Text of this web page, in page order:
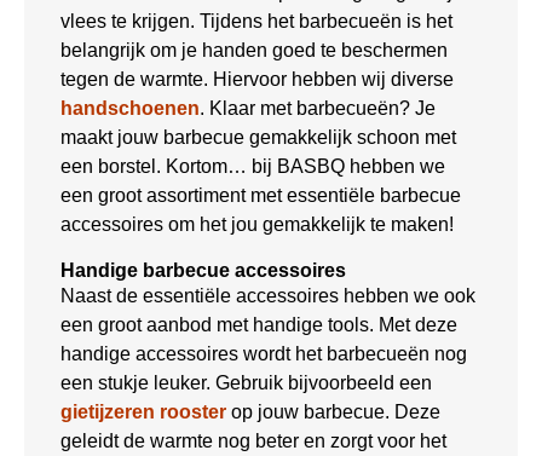
vlees te krijgen. Tijdens het barbecueën is het
belangrijk om je handen goed te beschermen
tegen de warmte. Hiervoor hebben wij diverse
handschoenen. Klaar met barbecueën? Je
maakt jouw barbecue gemakkelijk schoon met
een borstel. Kortom… bij BASBQ hebben we
een groot assortiment met essentiële barbecue
accessoires om het jou gemakkelijk te maken!
Handige barbecue accessoires
Naast de essentiële accessoires hebben we ook
een groot aanbod met handige tools. Met deze
handige accessoires wordt het barbecueën nog
een stukje leuker. Gebruik bijvoorbeeld een
gietijzeren rooster op jouw barbecue. Deze
geleidt de warmte nog beter en zorgt voor het